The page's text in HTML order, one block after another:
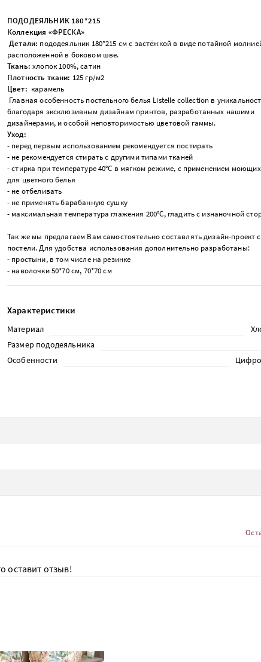
ПОДОДЕЯЛЬНИК 180*215
Коллекция «ФРЕСКА»
Детали: пододеяльник 180*215 см с застёжкой в виде потайной
расположенной в боковом шве.
Ткань: хлопок 100%, сатин
Плотность ткани: 125 гр/м2
Цвет: карамель
Главная особенность постельного белья Listelle collection в
благодаря эксклюзивным дизайнам принтов, разработанных нашими
дизайнерами, и особой неповторимостью цветовой гаммы.
Уход:
- перед первым использованием рекомендуется постирать
- не рекомендуется стирать с другими типами тканей
- стирка при температуре 40°С в мягком режиме, с применением
для цветного белья
- не отбеливать
- не применять барабанную сушку
- максимальная температура глажения 200°С, гладить с изнаночной
Так же мы предлагаем Вам самостоятельно составлять дизайн-проект
постели.Для удобства использования дополнительно разработаны:
- простыни, в том числе на резинке
- наволочки 50*70 см, 70*70 см
Характеристики
Материал
Размер пододеяльника
Особенности
оставит отзыв!